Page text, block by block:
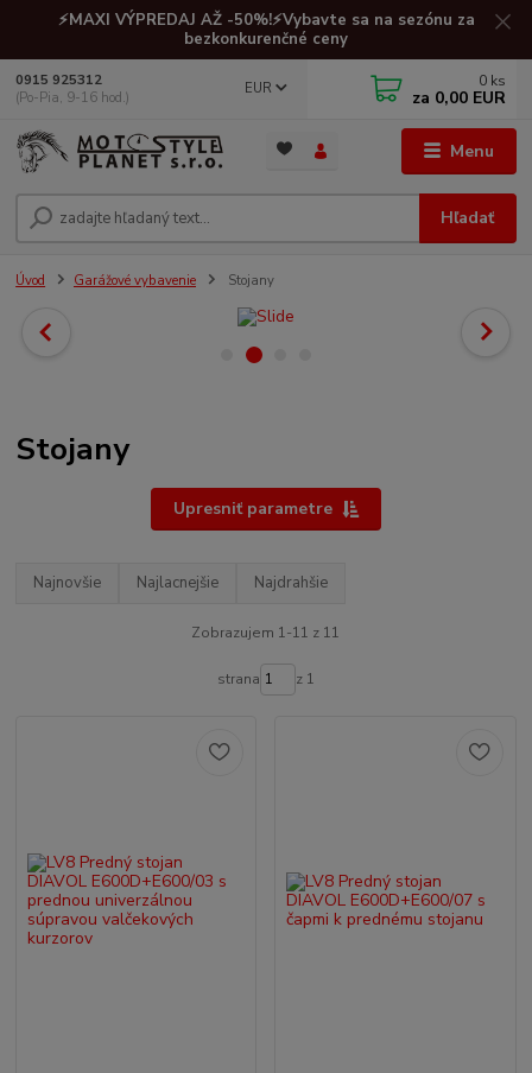
⚡MAXI VÝPREDAJ AŽ -50%!⚡Vybavte sa na sezónu za
bezkonkurenčné ceny
Menu
EUR
Hľadať
0915 925312
(Po-Pia, 9-16 hod.)
0 ks
za 0,00 EUR
Úvod Garážové vybavenie Stojany
Stojany
Upresniť parametre
Najnovšie Najlacnejšie Najdrahšie
Zobrazujem 1-11 z 11
strana z 1